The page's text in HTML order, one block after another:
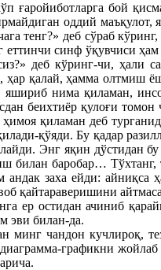
бой
оддий
тенг?» деб сўраб
синф ўқувчиси ҳам
деб кўринг-чи, ҳали
қалай, ҳамма олтмиш
яшириб нима қиламан,
беихтиёр қулоғи
қиламан деб
қўяди. Бу қадар
Энг яқин дўстидан
баробар… Тўхтанг,
заха ейди: айниқса
қайтараверишини
ер остидан ачиниб
эви билан-да.
чандон кучлироқ,
графикни